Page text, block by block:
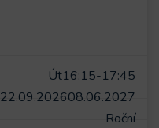
Út16:15-17:45
22.09.202608.06.2027
Roční